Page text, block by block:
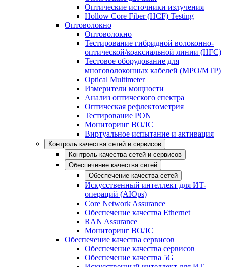
Оптические источники излучения
Hollow Core Fiber (HCF) Testing
Оптоволокно
Оптоволокно
Тестирование гибридной волоконно-
оптической/коаксиальной линии (HFC)
Тестовое оборудование для
многоволоконных кабелей (MPO/MTP)
Optical Multimeter
Измерители мощности
Анализ оптического спектра
Оптическая рефлектометрия
Тестирование PON
Мониторинг ВОЛС
Виртуальное испытание и активация
Контроль качества сетей и сервисов
Контроль качества сетей и сервисов
Обеспечение качества сетей
Обеспечение качества сетей
Искусственный интеллект для ИТ-
операций (AIOps)
Core Network Assurance
Обеспечение качества Ethernet
RAN Assurance
Мониторинг ВОЛС
Обеспечение качества сервисов
Обеспечение качества сервисов
Обеспечение качества 5G